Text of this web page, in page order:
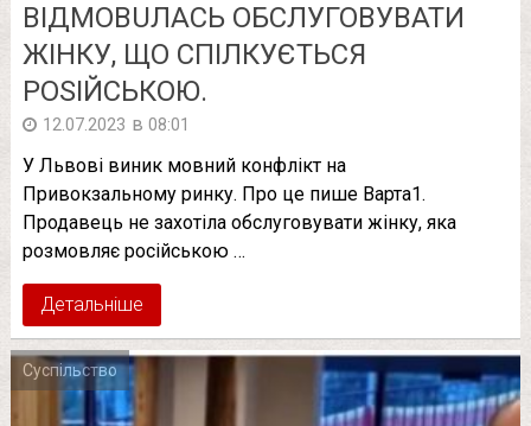
ВІДМОВUЛАСЬ ОБСЛУГОВУВАТИ
ЖІНКУ, ЩО СПІЛКУЄТЬСЯ
РОSІЙСЬКОЮ.
12.07.2023 в 08:01
У Львові виник мовний конфлікт на
Привокзальному ринку. Про це пише Варта1.
Продавець не захотіла обслуговувати жінку, яка
розмовляє російською …
Детальніше
Суспільство